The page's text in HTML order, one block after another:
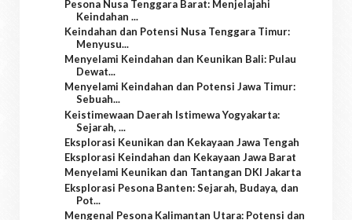
Pesona Nusa Tenggara Barat: Menjelajahi
Keindahan ...
Keindahan dan Potensi Nusa Tenggara Timur:
Menyusu...
Menyelami Keindahan dan Keunikan Bali: Pulau
Dewat...
Menyelami Keindahan dan Potensi Jawa Timur:
Sebuah...
Keistimewaan Daerah Istimewa Yogyakarta:
Sejarah, ...
Eksplorasi Keunikan dan Kekayaan Jawa Tengah
Eksplorasi Keindahan dan Kekayaan Jawa Barat
Menyelami Keunikan dan Tantangan DKI Jakarta
Eksplorasi Pesona Banten: Sejarah, Budaya, dan
Pot...
Mengenal Pesona Kalimantan Utara: Potensi dan